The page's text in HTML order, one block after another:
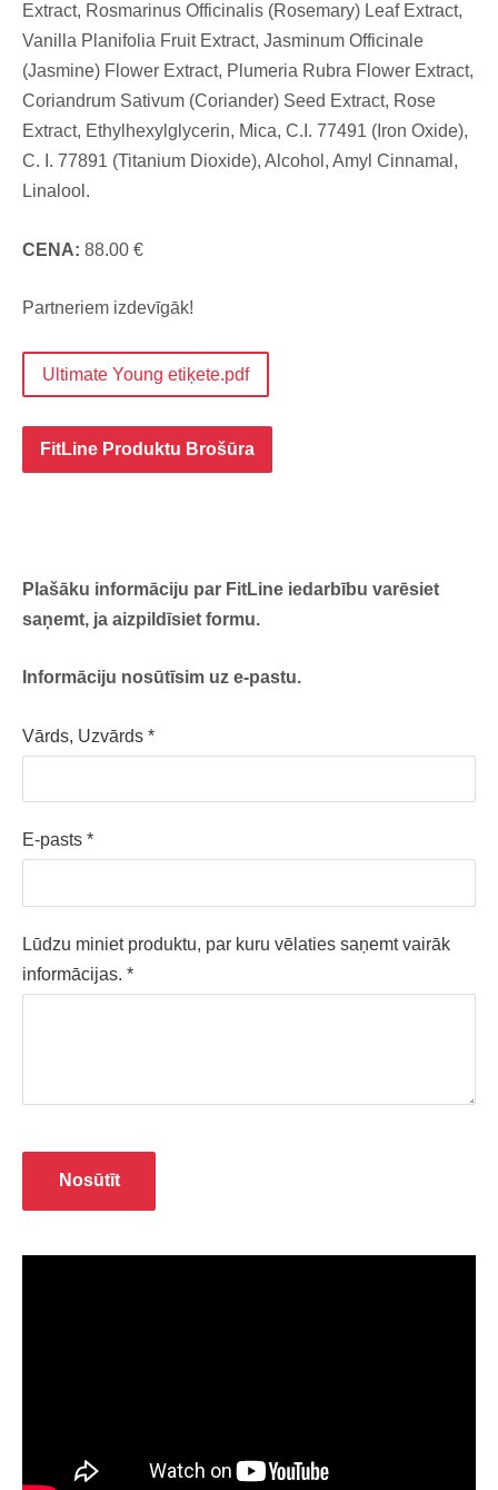
Extract, Rosmarinus Officinalis (Rosemary) Leaf Extract,
Vanilla Planifolia Fruit Extract, Jasminum Officinale
(Jasmine) Flower Extract, Plumeria Rubra Flower Extract,
Coriandrum Sativum (Coriander) Seed Extract, Rose
Extract, Ethylhexylglycerin, Mica, C.I. 77491 (Iron Oxide),
C. I. 77891 (Titanium Dioxide), Alcohol, Amyl Cinnamal,
Linalool.
CENA: 88.00 €
Partneriem izdevīgāk!
Ultimate Young etiķete.pdf
FitLine Produktu Brošūra
Plašāku informāciju par FitLine iedarbību varēsiet
saņemt, ja aizpildīsiet formu.
Informāciju nosūtīsim uz e-pastu.
Vārds, Uzvārds *
E-pasts *
Lūdzu miniet produktu, par kuru vēlaties saņemt vairāk
informācijas. *